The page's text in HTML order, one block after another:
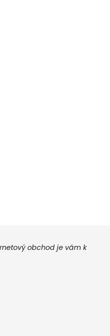
obchod je vám k